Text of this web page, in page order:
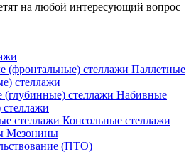
на любой интересующий вопрос
Паллетные
стеллажи
Набивные
Консольные стеллажи
Мезонины